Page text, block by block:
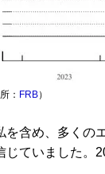
： FRB）
含め、多くの
じていました。